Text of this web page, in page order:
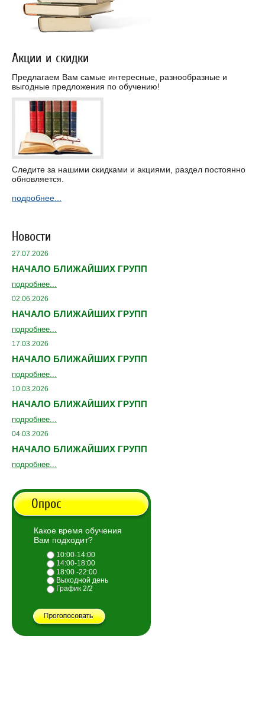
Акции и скидки
Предлагаем Вам самые интересные, разнообразные и
выгодные предложения по обучению!
Следите за нашими скидками и акциями, раздел постоянно
обновляется.
подробнее...
Новости
27.07.2026
НАЧАЛО БЛИЖАЙШИХ ГРУПП
подробнее...
02.06.2026
НАЧАЛО БЛИЖАЙШИХ ГРУПП
подробнее...
17.03.2026
НАЧАЛО БЛИЖАЙШИХ ГРУПП
подробнее...
10.03.2026
НАЧАЛО БЛИЖАЙШИХ ГРУПП
подробнее...
04.03.2026
НАЧАЛО БЛИЖАЙШИХ ГРУПП
подробнее...
Опрос
Какое время обучения
Вам подходит?
10:00-14:00
14:00-18:00
18:00 -22:00
Выходной день
График 2/2